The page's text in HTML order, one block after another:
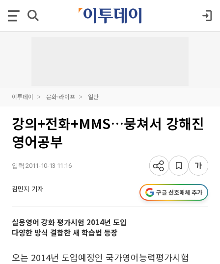
이투데이 문화·라이프 일반
강의+전화+MMS…뭉쳐서 강해진
영어공부
입력 2011-10-13 11:16
김민지 기자 구글 선호매체 추가
실용영어 강화 평가시험 2014년 도입
다양한 방식 결합한 새 학습법 등장
오는 2014년 도입예정인 국가영어능력평가시험